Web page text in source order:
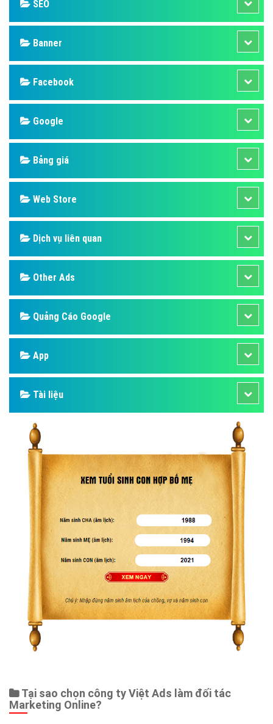
Design
SEO
Banner
Facebook
Google
Bảng giá
Web Store
Dịch vụ liên quan
Other Ads
Quảng Cáo Google
App